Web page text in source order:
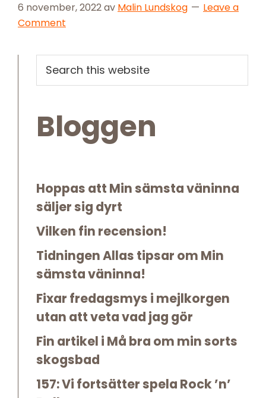
6 november, 2022av Malin Lundskog
Leave a
Comment
Primary
Sidebar
this
website
Bloggen
Hoppas att Min sämsta väninna
säljer sig dyrt
Vilken fin recension!
Tidningen Allas tipsar om Min
sämsta väninna!
Fixar fredagsmys i mejlkorgen
utan att veta vad jag gör
Fin artikel i Må bra om min sorts
skogsbad
157: Vi fortsätter spela Rock ’n’